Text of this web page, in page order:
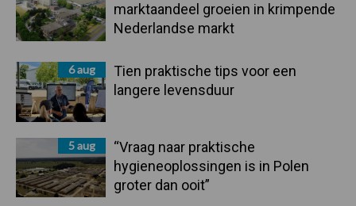
marktaandeel groeien in krimpende
Nederlandse markt
6 aug
Tien praktische tips voor een
langere levensduur
5 aug
“Vraag naar praktische
hygieneoplossingen is in Polen
groter dan ooit”